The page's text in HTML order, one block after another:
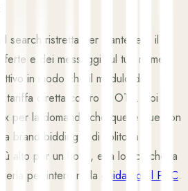
search ristretta per mantenere il
e dei messaggi sul tuo nome.
in modo che il modulo di
tariffa diretta contro le OTA. Poi
per la domanda che quelle due non
brand bidding è di solito la
alto per un hotel, e la logica che la
per intero nella
guida hotel PPC.